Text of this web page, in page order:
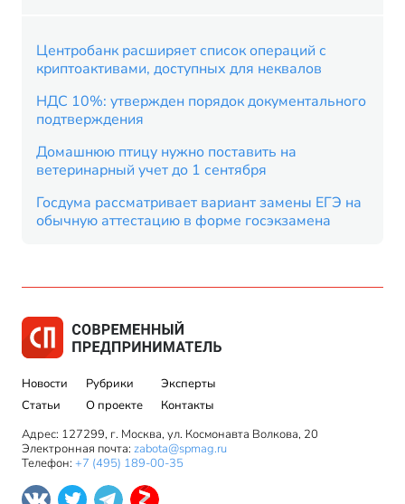
Центробанк расширяет список операций с
криптоактивами, доступных для неквалов
НДС 10%: утвержден порядок документального
подтверждения
Домашнюю птицу нужно поставить на
ветеринарный учет до 1 сентября
Госдума рассматривает вариант замены ЕГЭ на
обычную аттестацию в форме госэкзамена
Новости
Статьи
Рубрики
О проекте
Эксперты
Контакты
Адрес: 127299, г. Москва, ул. Космонавта Волкова, 20
Электронная почта: zabota@spmag.ru
Телефон: +7 (495) 189-00-35